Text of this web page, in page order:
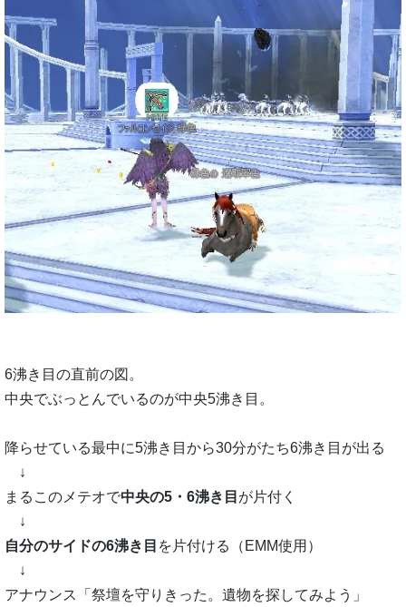
6沸き目の直前の図。
中央でぶっとんでいるのが中央5沸き目。
降らせている最中に5沸き目から30分がたち6沸き目が出る
↓
まるこのメテオで中央の5・6沸き目 が片付く
↓
自分のサイドの6沸き目 を片付ける（EMM使用）
↓
アナウンス「祭壇を守りきった。遺物を探してみよう」